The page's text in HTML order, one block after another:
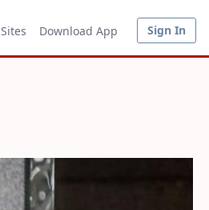
Sites Download App Sign In